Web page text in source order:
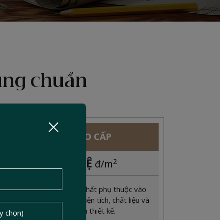
chuẩn
GÓI CAO CẤP
LIÊN HỆ đ/m2
Chi phí thi công nội thất phụ thuộc vào
hạng mục thi công, diện tích, chất liệu và
phong cách thiết kế.